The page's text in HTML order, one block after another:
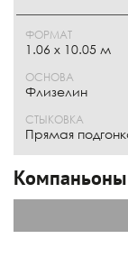
ФОРМАТ
1.06 x 10.05 м
ОСНОВА
Флизелин
СТЫКОВКА
Прямая
Компаньоны